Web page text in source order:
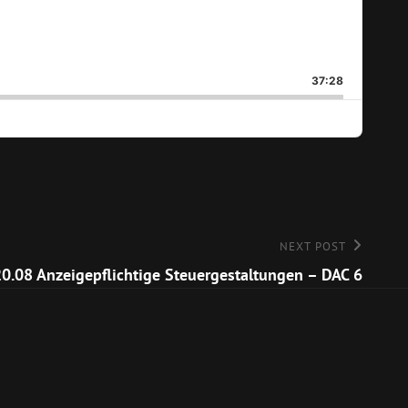
37:28
NEXT POST
Anzeigepflichtige Steuergestaltungen – DAC 6